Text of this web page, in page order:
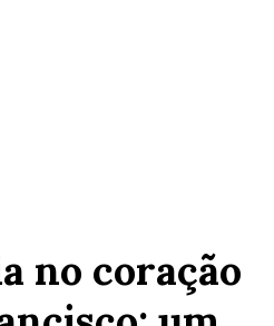
no coração